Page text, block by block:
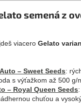
semená z
viacero Gelato
– Sweet Seeds:
s výťažkom až 500 g/
– Royal Queen Seeds
chuťou a